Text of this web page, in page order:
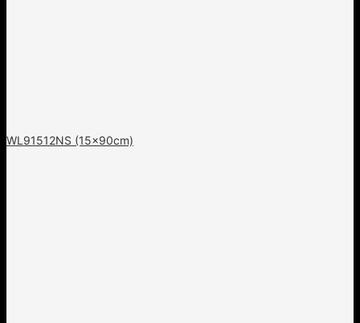
WL91512NS (15x90cm)